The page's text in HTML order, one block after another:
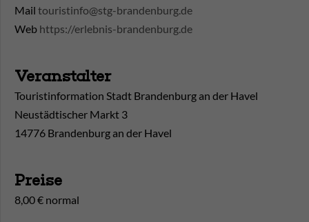
Mail touristinfo@stg-brandenburg.de
Web https://erlebnis-brandenburg.de
Veranstalter
Touristinformation Stadt Brandenburg an der Havel
Neustädtischer Markt 3
14776 Brandenburg an der Havel
Preise
8,00 € normal